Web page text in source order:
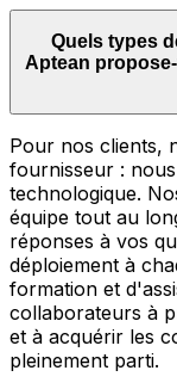
Quels types
Aptean
Pour nos clients,
fournisseur :
technologique.
équipe tout au
réponses à vos
déploiement à
formation et
collaborateurs à
et à acquérir les
pleinement parti.